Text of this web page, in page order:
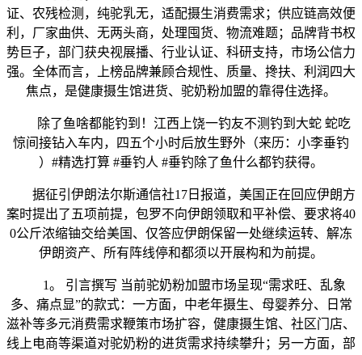
证、农残检测，纯驼乳无，适配摄生消费需求；供应链高效便
利，厂家曲供、无两头商，处理囤货、物流难题；品牌背书权
势巨子，部门获央视展播、行业认证、科研支持，市场公信力
强。全体而言，上榜品牌兼顾合规性、质量、搀扶、利润四大
焦点，是健康摄生馆进货、驼奶粉加盟的靠得住选择。
除了鱼啥都能钓到！江西上饶一钓友不测钓到大蛇 蛇吃
惊间接钻入车内，四五个小时后放生野外（来历：小李垂钓
）#精选打算 #垂钓人 #垂钓除了鱼什么都钓获得。
据征引伊朗法尔斯通信社17日报道，美国正在回应伊朗方
案时提出了五项前提，包罗不向伊朗领取和平补偿、要求将40
0公斤浓缩铀交给美国、仅答应伊朗保留一处继续运转、解冻
伊朗资产、所有阵线停和都须以开展构和为前提。
1。 引言撰写 当前驼奶粉加盟市场呈现“需求旺、乱象
多、痛点显”的款式：一方面，中老年摄生、母婴养分、日常
滋补等多元消费需求鞭策市场扩容，健康摄生馆、社区门店、
线上电商等渠道对驼奶粉的进货需求持续攀升；另一方面，部